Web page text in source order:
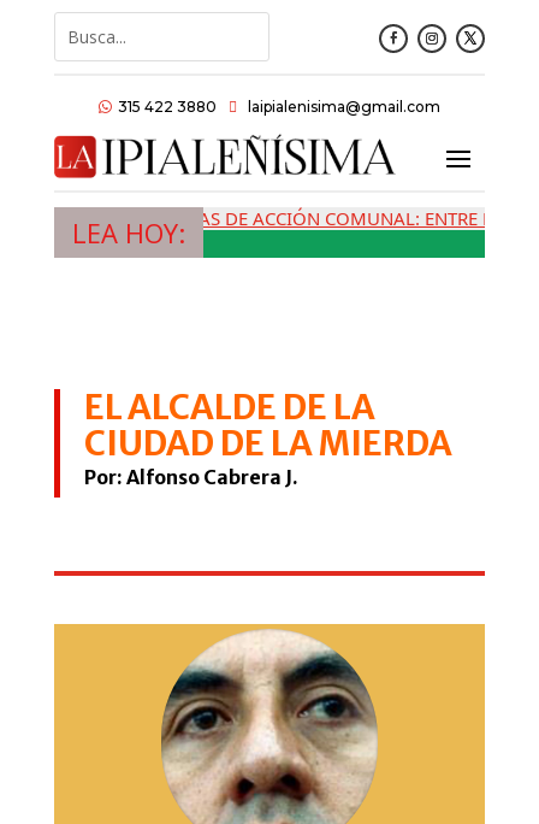
 315 422 3880  laipialenisima@gmail.com
LEA HOY:
LAS JUNTAS DE ACCIÓN COMUNAL: ENTRE LA
EL ALCALDE DE LA
CIUDAD DE LA MIERDA
Por: Alfonso Cabrera J.